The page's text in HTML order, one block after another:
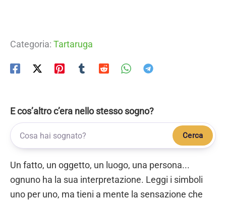
Categoria: Tartaruga
E cos’altro c’era nello stesso sogno?
Cerca
Un fatto, un oggetto, un luogo, una persona...
ognuno ha la sua interpretazione. Leggi i simboli
uno per uno, ma tieni a mente la sensazione che